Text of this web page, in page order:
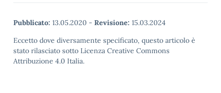
Pubblicato: 13.05.2020 - Revisione: 15.03.2024
Eccetto dove diversamente specificato, questo articolo è
stato rilasciato sotto Licenza Creative Commons
Attribuzione 4.0 Italia.